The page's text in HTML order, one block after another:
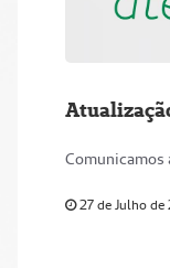
Comunicamos
27 de Julho de